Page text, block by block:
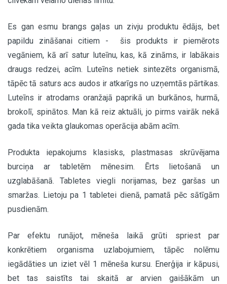
Es gan esmu brangs gaļas un zivju produktu ēdājs, bet
papildu zināšanai citiem - šis produkts ir piemērots
vegāniem, kā arī satur luteīnu, kas, kā zināms, ir labākais
draugs redzei, acīm. Luteīns netiek sintezēts organismā,
tāpēc tā saturs acs audos ir atkarīgs no uzņemtās pārtikas.
Luteīns ir atrodams oranžajā paprikā un burkānos, hurmā,
brokolī, spinātos. Man kā reiz aktuāli, jo pirms vairāk nekā
gada tika veikta glaukomas operācija abām acīm.
Produkta iepakojums klasisks, plastmasas skrūvējama
burciņa ar tabletēm mēnesim. Ērts lietošanā un
uzglabāšanā. Tabletes viegli norijamas, bez garšas un
smaržas. Lietoju pa 1 tabletei dienā, pamatā pēc sātīgām
pusdienām.
Par efektu runājot, mēneša laikā grūti spriest par
konkrētiem organisma uzlabojumiem, tāpēc nolēmu
iegādāties un iziet vēl 1 mēneša kursu. Enerģija ir kāpusi,
bet tas saistīts tai skaitā ar arvien gaišākām un